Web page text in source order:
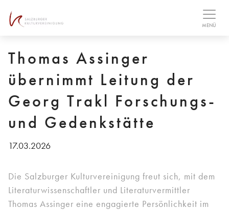
MENÜ
Thomas Assinger
übernimmt Leitung der
Georg Trakl Forschungs-
und Gedenkstätte
17.03.2026
Die Salzburger Kulturvereinigung freut sich, mit dem
Literaturwissenschaftler und Literaturvermittler
Thomas Assinger eine engagierte Persönlichkeit im